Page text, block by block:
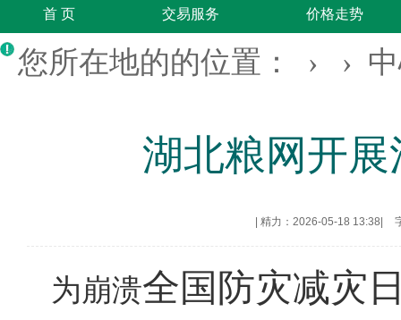
首 页 交易服务 价格走势
您所在地的的位置： › ›
湖北粮网开
精力：2026-05-18 13:38
为崩溃全国 防灾减灾